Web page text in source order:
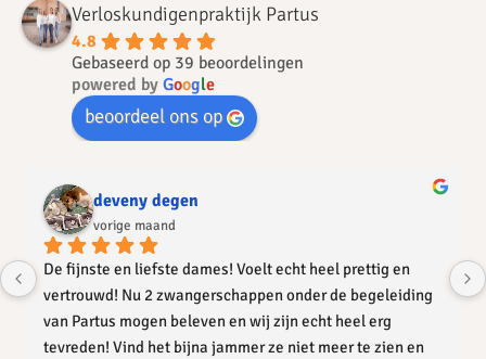
Verloskundigenpraktijk Partus
4.8
Gebaseerd op 39 beoordelingen
powered by Google
beoordeel ons op
deveny degen
vorige maand
De fijnste en liefste dames! Voelt echt heel prettig en
vertrouwd! Nu 2 zwangerschappen onder de begeleiding
van Partus mogen beleven en wij zijn echt heel erg
tevreden! Vind het bijna jammer ze niet meer te zien en